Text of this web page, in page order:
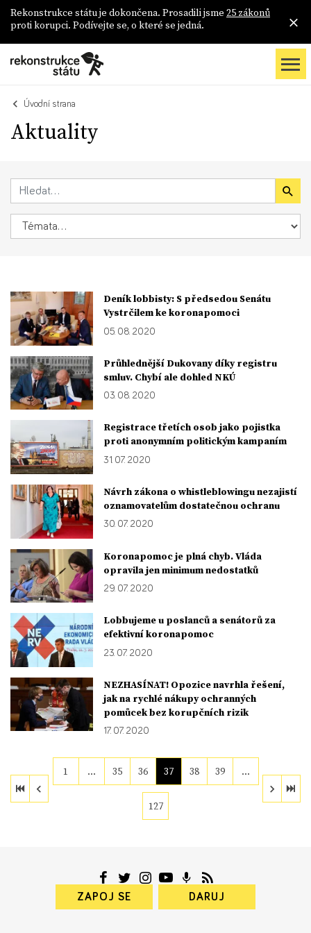
Rekonstrukce státu je dokončena. Prosadili jsme 25 zákonů
proti korupci. Podívejte se, o které se jedná.
Úvodní strana
Aktuality
Deník lobbisty: S předsedou Senátu
Vystrčilem ke koronapomoci
05. 08. 2020
Průhlednější Dukovany díky registru
smluv. Chybí ale dohled NKÚ
03. 08. 2020
Registrace třetích osob jako pojistka
proti anonymním politickým kampaním
31. 07. 2020
Návrh zákona o whistleblowingu nezajistí
oznamovatelům dostatečnou ochranu
30. 07. 2020
Koronapomoc je plná chyb. Vláda
opravila jen minimum nedostatků
29. 07. 2020
Lobbujeme u poslanců a senátorů za
efektivní koronapomoc
23. 07. 2020
NEZHASÍNAT! Opozice navrhla řešení,
jak na rychlé nákupy ochranných
pomůcek bez korupčních rizik
17. 07. 2020
1 … 35 36 37 38 39 …
127
ZAPOJ SE DARUJ